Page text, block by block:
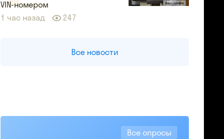
VIN-номером
1 час назад
247
Все новости
Все опросы